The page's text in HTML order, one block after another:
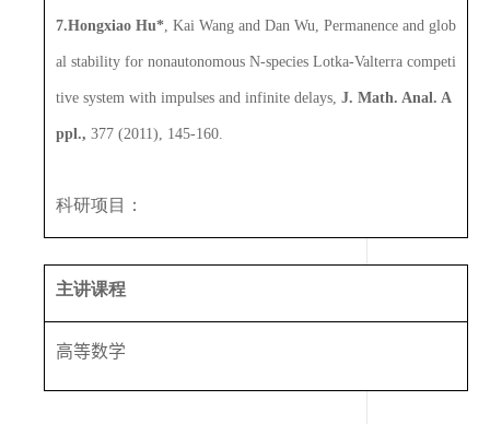
7.Hongxiao Hu* , Kai Wang and Dan Wu, Permanence and glob
al stability for nonautonomous N-species Lotka-Valterra competi
tive system with impulses and infinite delays, J. Math. Anal. A
ppl., 377 (2011), 145-160.
科研项目：
主讲课程
高等数学